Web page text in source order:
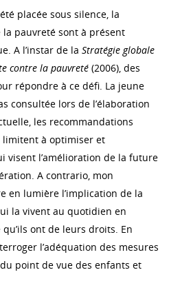
placée sous silence, la
pauvreté sont à présent
A l’instar de la Stratégie globale
contre la pauvreté (2006), des
répondre à ce défi. La jeune
consultée lors de l’élaboration
les recommandations
limitent à optimiser et
visent l’amélioration de la future
A contrario, mon
en lumière l’implication de la
la vivent au quotidien en
ont de leurs droits. En
l’adéquation des mesures
point de vue des enfants et